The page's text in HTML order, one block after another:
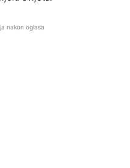
nakon oglasa